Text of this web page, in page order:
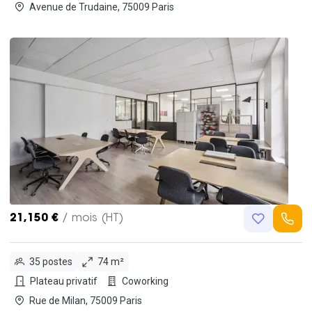
Avenue de Trudaine, 75009 Paris
21,150 € / mois (HT)
35 postes
74 m²
Plateau privatif
Coworking
Rue de Milan, 75009 Paris